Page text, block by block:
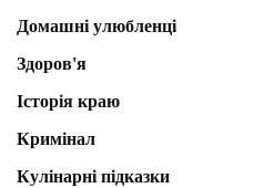
Домашні улюбленці
Здоров'я
Історія краю
Кримінал
Кулінарні підказки